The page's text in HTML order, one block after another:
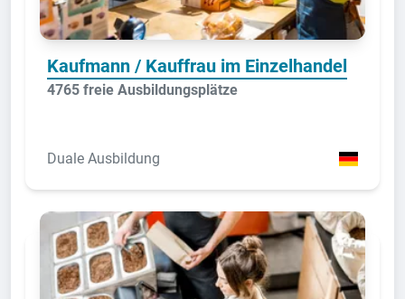
Kaufmann / Kauffrau im Einzelhandel
4765 freie Ausbildungsplätze
Duale Ausbildung